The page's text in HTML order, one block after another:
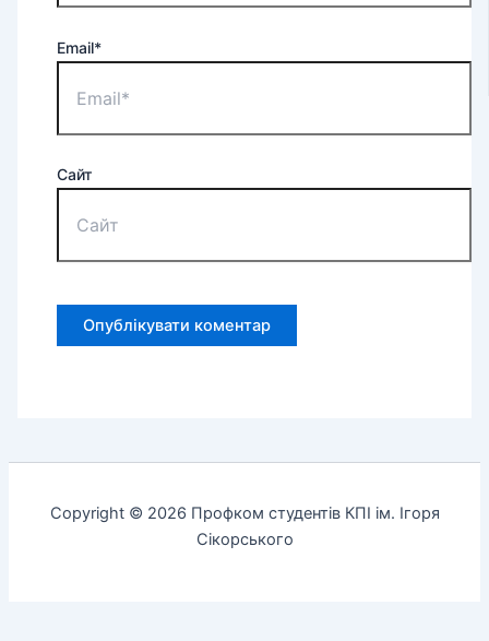
Email*
Сайт
Copyright © 2026 Профком студентів КПІ ім. Ігоря
Сікорського